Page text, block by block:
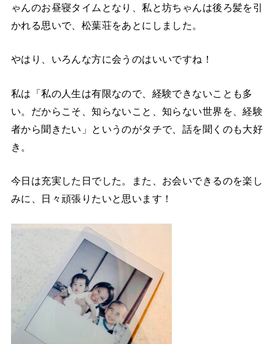
ゃんのお昼寝タイムとなり、私と坊ちゃんは後ろ髪を引
かれる思いで、松葉荘をあとにしました。
やはり、いろんな方に会うのはいいですね！
私は「私の人生は有限なので、経験できないことも多
い。だからこそ、知らないこと、知らない世界を、経験
者から聞きたい」というのがタチで、話を聞くのも大好
き。
今日は充実した日でした。また、お会いできるのを楽し
みに、日々頑張りたいと思います！